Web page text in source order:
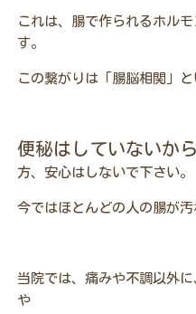
これは、腸で作られるホル
す。
この繋がりは「腸脳相関」と
便秘はしていないか
方、安心はしないで下さい。
今ではほとんどの人の腸が汚
当院では、痛みや不調以外
や